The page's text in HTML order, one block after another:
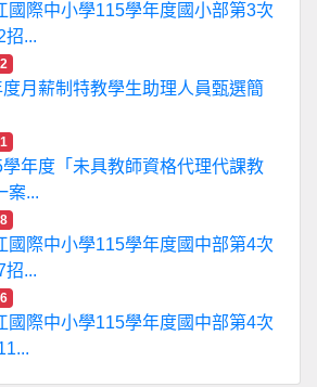
國際中小學115學年度國小部第3次
招...
月薪制特教學生助理人員甄選簡
年度「未具教師資格代理代課教
案...
國際中小學115學年度國中部第4次
招...
國際中小學115學年度國中部第4次